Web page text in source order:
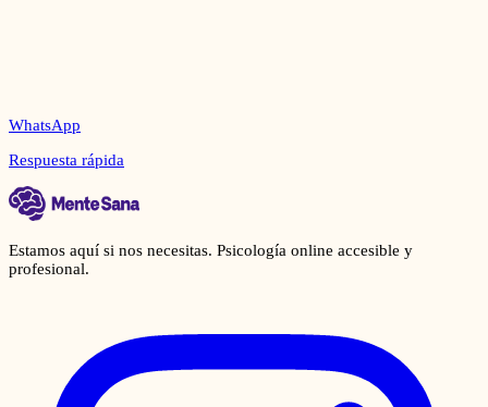
WhatsApp
Respuesta rápida
Estamos aquí si nos necesitas. Psicología online accesible y
profesional.